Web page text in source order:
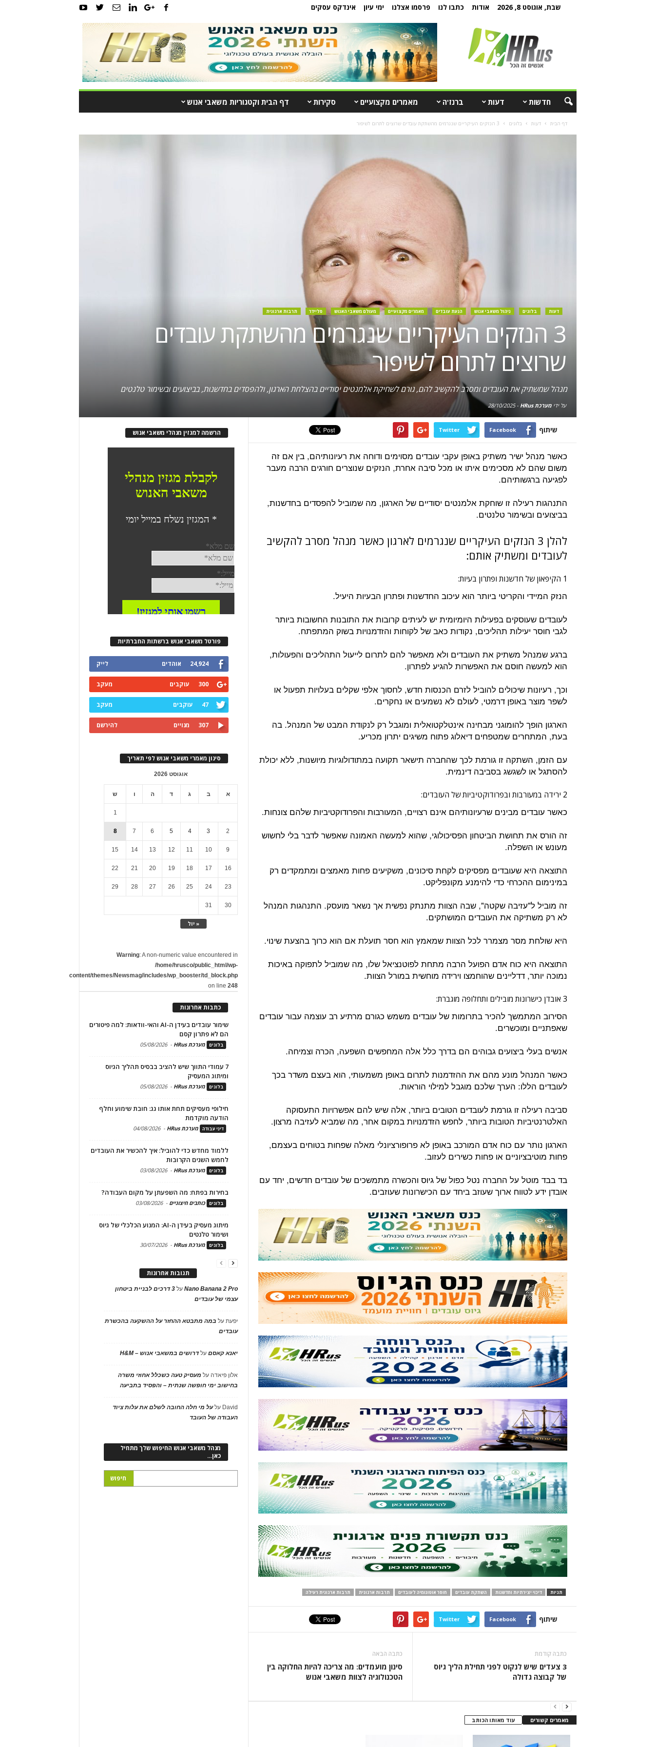
שבת, אוגוסט 8, 2026 אודות כתבו לנו פרסמו אצלנו ימי עיון אינדקס עסקים
חדשות דעות ברנז'ה מאמרים מקצועיים סקירות דף הבית וקטגוריות משאבי אנוש
דף הבית דעות בלוגים 3 הנזקים העיקריים שנגרמים מהשתקת עובדים שרוצים לתרום לשיפור
דעות בלוגים ניהול משאבי אנוש הנעת עובדים מאמרים מקצועיים מעולם משאבי האנוש סליידר תרבות ארגונית
3 הנזקים העיקריים שנגרמים מהשתקת עובדים
שרוצים לתרום לשיפור
מנהל שמשתיק את העובדים ומסרב להקשיב להם, גורם לשחיקת אלמנטים יסודיים בהצלחת הארגון, ולהפסדים בחדשנות, בביצועים ובשימור טלנטים
על ידימערכת HRus -
28/10/2025
שיתוף Facebook
Twitter
כאשר מנהל ישיר משתיק באופן עקבי עובדים מסוימים ודוחה את רעיונותיהם, בין אם זה
משום שהם לא מסכימים איתו או מכל סיבה אחרת, הנזקים שנוצרים חורגים הרבה מעבר
לפגיעה ברגשותיהם.
התנהגות רעילה זו שוחקת אלמנטים יסודיים של הארגון, מה שמוביל להפסדים בחדשנות,
בביצועים ובשימור טלנטים.
להלן 3 הנזקים העיקריים שנגרמים לארגון כאשר מנהל מסרב להקשיב
לעובדים ומשתיק אותם:
1 הקיפאון של חדשנות ופתרון בעיות:
הנזק המיידי והקריטי ביותר הוא עיכוב החדשנות ופתרון הבעיות היעיל.
לעובדים שעוסקים בפעילות היומיומית יש לעיתים קרובות את התובנות החשובות ביותר
לגבי חוסר יעילות תהליכים, נקודות כאב של לקוחות והזדמנויות בשוק המתפתח.
ברגע שמנהל משתיק את העובדים ולא מאפשר להם לתרום לייעול התהליכים והפעולות,
הוא למעשה חוסם את האפשרות להגיע לפתרון.
וכך, רעיונות שיכולים להוביל לזרם הכנסות חדש, לחסוך אלפי שקלים בעלויות תפעול או
לשפר מוצר באופן דרמטי, לעולם לא נשמעים או נחקרים.
הארגון הופך להומוגני מבחינה אינטלקטואלית ומוגבל רק לנקודת המבט של המנהל. בה
בעת, המתחרים שמטפחים דיאלוג פתוח משיגים יתרון מכריע.
עם הזמן, השתקה זו גורמת לכך שהחברה תישאר תקועה במתודולוגיות מיושנות, ללא יכולת
להסתגל או לשגשג בסביבה דינמית.
2 ירידה במעורבות ובפרודוקטיביות של העובדים:
כאשר עובדים מבינים שרעיונותיהם אינם רצויים, המעורבות והפרודוקטיביות שלהם צונחות.
זה הורס את תחושת הביטחון הפסיכולוגי, שהוא למעשה האמונה שאפשר לדבר בלי לחשוש
מעונש או השפלה.
התוצאה היא שעובדים מפסיקים לקחת סיכונים, משקיעים פחות מאמצים ומתמקדים רק
במינימום ההכרחי כדי להימנע מקונפליקט.
זה מוביל ל"עזיבה שקטה", שבה הצוות מתנתק נפשית אך נשאר מועסק. התנהגות המנהל
לא רק משתיקה את העובדים המושתקים.
היא שולחת מסר מצמרר לכל הצוות שמאמץ הוא חסר תועלת אם הוא כרוך בהצעת שינוי.
התוצאה היא כוח אדם הפועל הרבה מתחת לפוטנציאל שלו, מה שמוביל לתפוקה באיכות
נמוכה יותר, דדליינים שהוחמצו וירידה מוחשית במורל הצוות.
3 אובדן כישרונות מובילים ותחלופה מוגברת:
הסירוב המתמשך להכיר בתרומות של עובדים משמש כגורם מרתיע רב עוצמה עבור עובדים
שאפתניים ומוכשרים.
אנשים בעלי ביצועים גבוהים הם בדרך כלל אלה המחפשים השפעה, הכרה וצמיחה.
כאשר המנהל מונע מהם את ההזדמנות לתרום באופן משמעותי, הוא בעצם משדר בכך
לעובדים הללו: הערך שלכם מוגבל למילוי הוראות.
סביבה רעילה זו גורמת לעובדים הטובים ביותר, אלה שיש להם אפשרויות התעסוקה
האלטרנטיביות הטובות ביותר, לחפש הזדמנויות במקום אחר, מה שמביא לעזיבה מרצון.
הארגון נותר עם כוח אדם המורכב באופן לא פרופורציונלי מאלה שפחות בטוחים בעצמם,
פחות מוטיבציוניים או פחות כשירים לעזוב.
בד בבד מוטל על החברה נטל כפול של גיוס והכשרה מתמשכים של עובדים חדשים, יחד עם
אובדן ידע לטווח ארוך שעוזב ביחד עם הכישרונות שעוזבים.
תגיות דיכוי יצירתיות וחדשנות השתקת עובדים חוסר אוטונומיה לעובדים תרבות ארגונית תרבות ארגונית רעילה
שיתוף Facebook
Twitter
כתבה קודמת
3 צעדים שיש לנקוט לפני תחילת הליך גיוס
של קבוצה גדולה
כתבה הבאה
סינון מועמדים: מה צריכה להיות החלוקה בין
הטכנולוגיה לצוות משאבי אנוש
מאמרים קשורים עוד מאותו הכותב
הרשמה למגזין מנהלי משאבי אנוש
פורטל משאבי אנוש ברשתות החברתיות
24,924 אוהדים לייק
300 עוקבים מעקב
47 עוקבים מעקב
307 מנויים להירשם
סינון מאמרי משאבי אנוש לפי תאריך
אוגוסט 2026
א ב ג ד ה ו ש
« יול
1
2
3
4
5
6
7
8
9
10
11
12
13
14
15
16
17
18
19
20
21
22
23
24
25
26
27
28
29
30
31
Warning: A non-numeric value encountered in
/home/hrusco/public_html/wp-
content/themes/Newsmag/includes/wp_booster/td_block.php
on line248
כתבות אחרונות
שימור עובדים בעידן ה-AI והאי-וודאות: למה פיטורים
הם לא פתרון קסם
בלוגים מערכת HRus -
05/08/2026
7 עמודי התווך שיש להציב בבסיס תהליך הגיוס
ומיתוג המעסיק
בלוגים מערכת HRus -
05/08/2026
חילופי מעסיקים תחת אותו גג: חובת שימוע וחלף
הודעה מוקדמת
דיני עבודה מערכת HRus -
04/08/2026
ללמוד מחדש כדי להוביל: איך להכשיר את העובדים
לחמש השנים הקרובות
בלוגים מערכת HRus -
03/08/2026
בחירות בפתח: מה השפעתן על מקום העבודה?
בלוגים כותבים חיצוניים -
03/08/2026
מיתוג מעסיק בעידן ה-AI: המנוע הכלכלי של גיוס
ושימור טלנטים
בלוגים מערכת HRus -
30/07/2026
תגובות אחרונות
Nano Banana 2 Proעל
3 דרכים לבניית ביטחון
עצמי של עובדים
יפעתעל במה מתבטא ההחזר על ההשקעה בהכשרת
עובדים
יאנא קאסםעלדרושים במשאבי אנוש – H&M
אלון פיאדה על מעסיק טעה כשכלל אחוזי משרה
בחישוב ימי חופשה שנתית – והפסיד בתביעה
David עלעל מי חלה החובה לשלם את עלות ציוד
העבודה של העובד
מנהל משאבי אנוש החיפוש שלך מתחיל
כאן…